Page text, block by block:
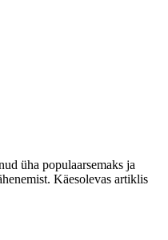
üha populaarsemaks ja
Käesolevas artiklis